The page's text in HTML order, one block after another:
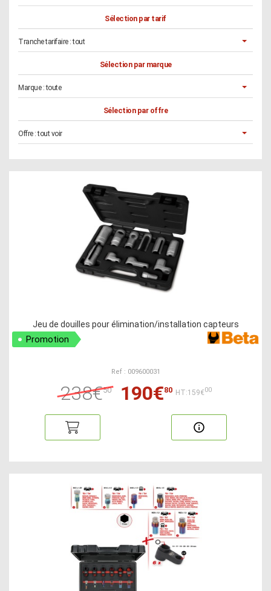
Sélection par tarif
Tranche tarifaire :tout
Sélection par marque
Marque :toute
Sélection par offre
Offre :tout voir
Jeu de douilles pour élimination/installation capteurs
Promotion
Ref : 009600031
238€50 190€80 HT:159€00